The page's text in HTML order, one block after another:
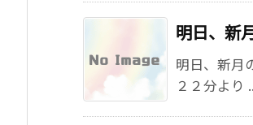
明日、新
明日、新月
２２分より